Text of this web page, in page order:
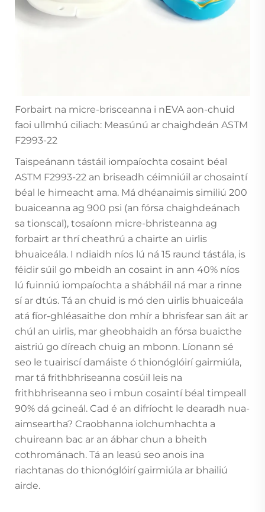
Forbairt na micre-brisceanna i nEVA aon-chuid
faoi ullmhú ciliach: Measúnú ar chaighdeán ASTM
F2993-22
Taispeánann tástáil iompaíochta cosaint béal
ASTM F2993-22 an briseadh céimniúil ar chosaintí
béal le himeacht ama. Má dhéanaimis similiú 200
buaiceanna ag 900 psi (an fórsa chaighdeánach
sa tionscal), tosaíonn micre-bhristeanna ag
forbairt ar thrí cheathrú a chairte an uirlis
bhuaiceála. I ndiaidh níos lú ná 15 raund tástála, is
féidir súil go mbeidh an cosaint in ann 40% níos
lú fuinniú iompaíochta a shábháil ná mar a rinne
sí ar dtús. Tá an chuid is mó den uirlis bhuaiceála
atá fíor-ghléasaithe don mhír a bhrisfear san áit ar
chúl an uirlis, mar gheobhaidh an fórsa buaicthe
aistriú go díreach chuig an mbonn. Líonann sé
seo le tuairiscí damáiste ó thionóglóirí gairmiúla,
mar tá frithbhriseanna cosúil leis na
frithbhriseanna seo i mbun cosaintí béal timpeall
90% dá gcineál. Cad é an difríocht le dearadh nua-
aimseartha? Craobhanna iolchumhachta a
chuireann bac ar an ábhar chun a bheith
cothrománach. Tá an leasú seo anois ina
riachtanas do thionóglóirí gairmiúla ar bhailiú
airde.